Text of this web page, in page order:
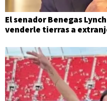
El senador Benegas
venderle tierras a